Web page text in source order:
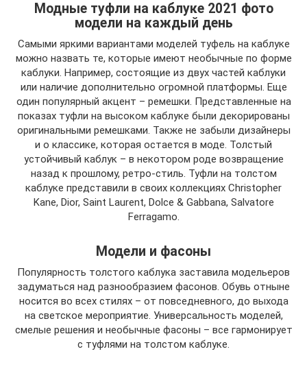
Модные туфли на каблуке 2021 фото
модели на каждый день
Самыми яркими вариантами моделей туфель на каблуке
можно назвать те, которые имеют необычные по форме
каблуки. Например, состоящие из двух частей каблуки
или наличие дополнительно огромной платформы. Еще
один популярный акцент – ремешки. Представленные на
показах туфли на высоком каблуке были декорированы
оригинальными ремешками. Также не забыли дизайнеры
и о классике, которая остается в моде. Толстый
устойчивый каблук – в некотором роде возвращение
назад к прошлому, ретро-стиль. Туфли на толстом
каблуке представили в своих коллекциях Christopher
Kane, Dior, Saint Laurent, Dolce & Gabbana, Salvatore
Ferragamo.
Модели и фасоны
Популярность толстого каблука заставила модельеров
задуматься над разнообразием фасонов. Обувь отныне
носится во всех стилях – от повседневного, до выхода
на светское мероприятие. Универсальность моделей,
смелые решения и необычные фасоны – все гармонирует
с туфлями на толстом каблуке.